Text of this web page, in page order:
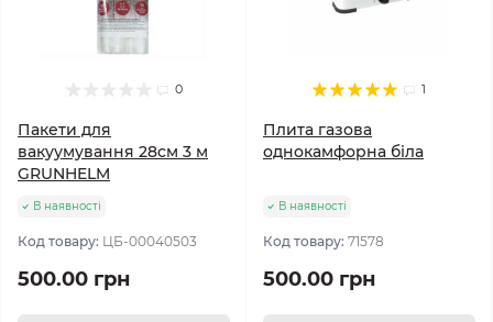
0
Пакети для
вакуумування 28см 3 м
GRUNHELM
В наявності
Код товару: ЦБ-00040503
500.00 грн
1
Плита газова
однокамфорна біла
В наявності
Код товару: 71578
500.00 грн